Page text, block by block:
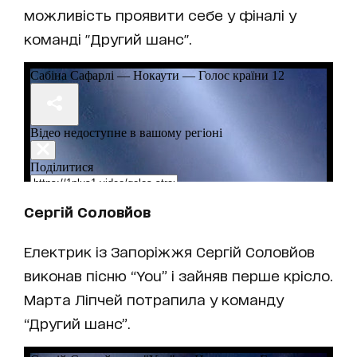
можливість проявити себе у фіналі у
команді "Другий шанс".
Сергій Соловйов
Електрик із Запоріжжя Сергій Соловйов
виконав пісню “You” і зайняв перше крісло.
Марта Ліпчей потрапила у команду
“Другий шанс”.